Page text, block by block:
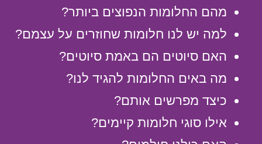
מהם החלומות הנפוצים ביותר?
למה יש לנו חלומות שחוזרים על עצמם?
האם סיוטים הם באמת סיוטים?
מה באים החלומות להגיד לנו?
כיצד מפרשים אותם?
אילו סוגי חלומות קיימים?